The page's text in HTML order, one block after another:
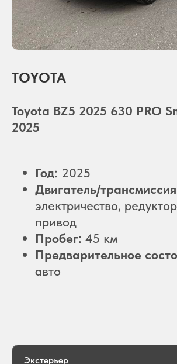
TOYOTA
Toyota BZ5 2025 630 PRO
2025
Год: 2025
Двигатель/
электричество,
привод
Пробег: 45 км
Предварительное
авто